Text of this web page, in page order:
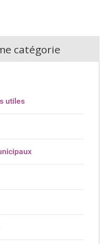
catégorie
utiles